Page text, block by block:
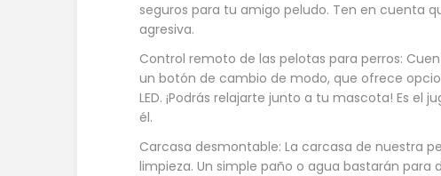
seguros para tu amigo peludo. Ten en cuenta
agresiva.
Control remoto de las pelotas para perros:
un botón de cambio de modo, que ofrece
LED. ¡Podrás relajarte junto a tu mascota! Es
él.
Carcasa desmontable: La carcasa de nuestra
limpieza. Un simple paño o agua bastarán